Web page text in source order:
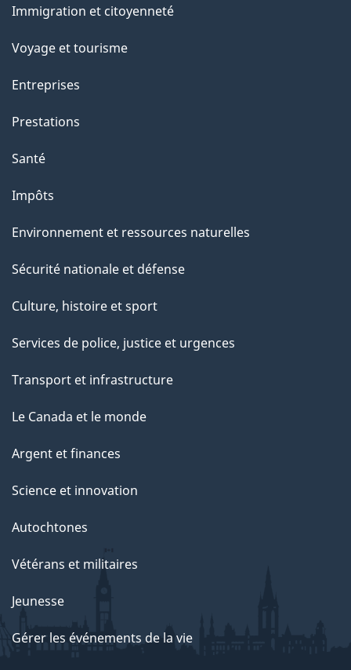
sujets
Immigration et citoyenneté
Voyage et tourisme
Entreprises
Prestations
Santé
Impôts
Environnement et ressources naturelles
Sécurité nationale et défense
Culture, histoire et sport
Services de police, justice et urgences
Transport et infrastructure
Le Canada et le monde
Argent et finances
Science et innovation
Autochtones
Vétérans et militaires
Jeunesse
Gérer les événements de la vie